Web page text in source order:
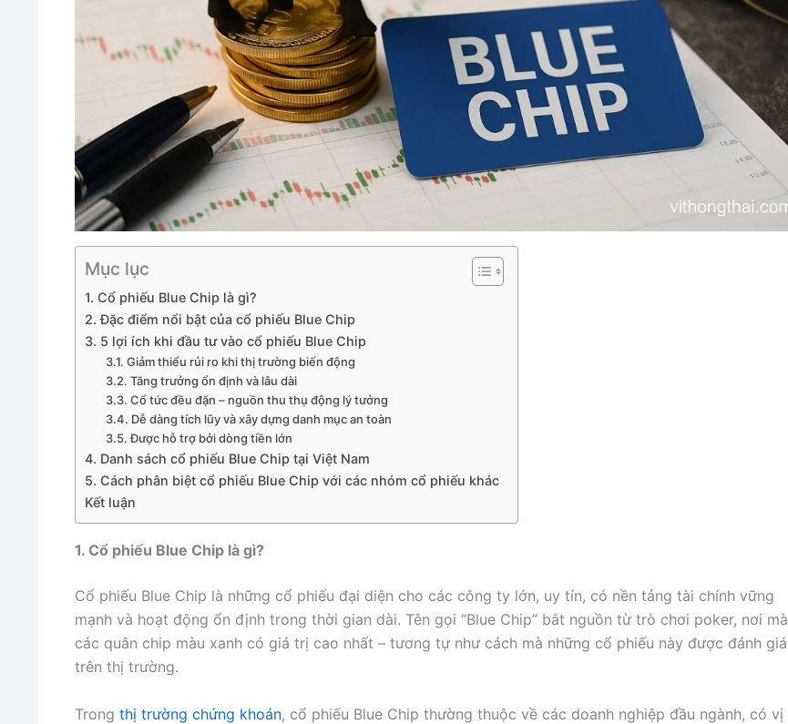
Mục lục
1. Cổ phiếu Blue Chip là gì?
2. Đặc điểm nổi bật của cổ phiếu Blue Chip
3. 5 lợi ích khi đầu tư vào cổ phiếu Blue Chip
3.1. Giảm thiểu rủi ro khi thị trường biến động
3.2. Tăng trưởng ổn định và lâu dài
3.3. Cổ tức đều đặn – nguồn thu thụ động lý tưởng
3.4. Dễ dàng tích lũy và xây dựng danh mục an toàn
3.5. Được hỗ trợ bởi dòng tiền lớn
4. Danh sách cổ phiếu Blue Chip tại Việt Nam
5. Cách phân biệt cổ phiếu Blue Chip với các nhóm cổ phiếu khác
Kết luận
1. Cổ phiếu Blue Chip là gì?
Cổ phiếu Blue Chip là những cổ phiếu đại diện cho các công ty lớn, uy tín, có nền tảng tài chính vững
mạnh và hoạt động ổn định trong thời gian dài. Tên gọi “Blue Chip” bắt nguồn từ trò chơi poker, nơi mà
các quân chip màu xanh có giá trị cao nhất – tương tự như cách mà những cổ phiếu này được đánh giá
trên thị trường.
Trong thị trường chứng khoán, cổ phiếu Blue Chip thường thuộc về các doanh nghiệp đầu ngành, có vị